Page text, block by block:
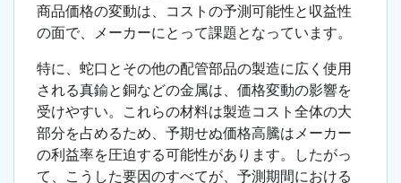
商品価格の変動は、コストの予測可能性と収益性
の面で、メーカーにとって課題となっています。
特に、蛇口とその他の配管部品の製造に広く使用
される真鍮と銅などの金属は、価格変動の影響を
受けやすい。これらの材料は製造コスト全体の大
部分を占めるため、予期せぬ価格高騰はメーカー
の利益率を圧迫する可能性があります。したがっ
て、こうした要因のすべてが、予測期間における